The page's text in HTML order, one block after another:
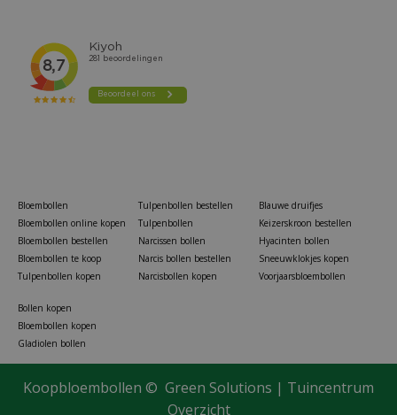
Bloembollen
Bloembollen online kopen
Bloembollen bestellen
Bloembollen te koop
Tulpenbollen kopen
Tulpenbollen bestellen
Tulpenbollen
Narcissen bollen
Narcis bollen bestellen
Narcisbollen kopen
Blauwe druifjes
Keizerskroon bestellen
Hyacinten bollen
Sneeuwklokjes kopen
Voorjaarsbloembollen
Bollen kopen
Bloembollen kopen
Gladiolen bollen
Koopbloembollen © Green Solutions | Tuincentrum
Overzicht